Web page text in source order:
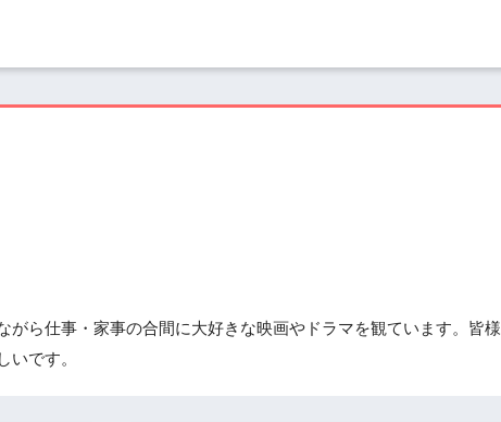
がら仕事・家事の合間に大好きな映画やドラマを観ています。皆様
いです。